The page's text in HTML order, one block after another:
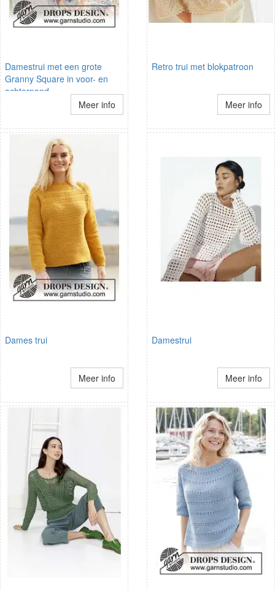
Damestrui met een grote
Granny Square in voor- en
achterpand
Meer info
Retro trui met blokpatroon
Meer info
Dames trui
Meer info
Damestrui
Meer info